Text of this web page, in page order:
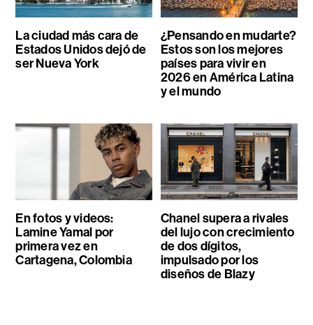
La ciudad más cara de
Estados Unidos dejó de
ser Nueva York
¿Pensando en mudarte?
Estos son los mejores
países para vivir en
2026 en América Latina
y el mundo
En fotos y videos:
Lamine Yamal por
primera vez en
Cartagena, Colombia
Chanel supera a rivales
del lujo con crecimiento
de dos dígitos,
impulsado por los
diseños de Blazy